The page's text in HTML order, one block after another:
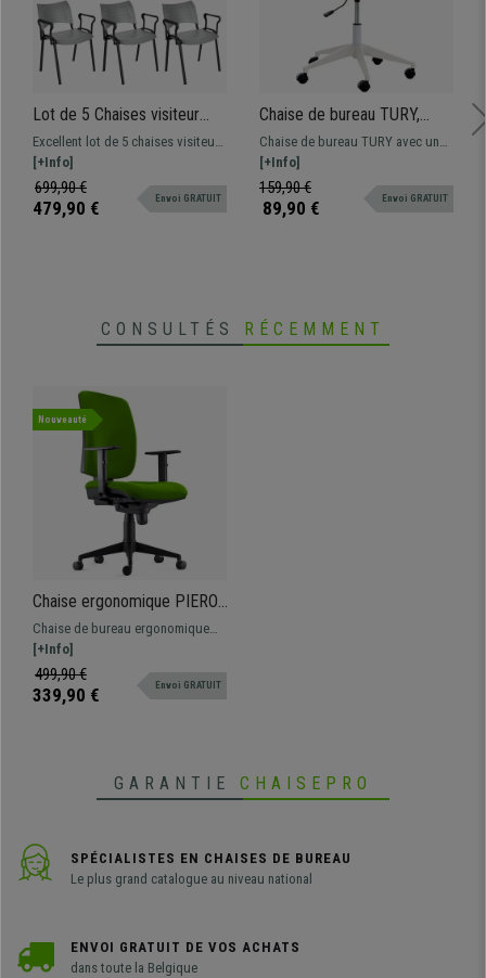
Lot de 5 Chaises visiteur
ELVA AVEC ACCOUDOIRS,
Empilables et Pratiques,
Piétement Noir, Gris
Excellent lot de 5 chaises visiteur
ELVA AVEC ACCOUDOIRS. La
chaise parfaite pour ceux qui
recherchent un modèle résistant,
[+Info]
699,90 €
479,90 € Envoi GRATUIT
Chaise de bureau TURY,
Structure Blanche, Assise en
Cuir, Orange
Chaise de bureau TURY avec une
structure blanche et une assise
rembourrée avec revêtement en
cuir.
[+Info]
159,90 €
89,90 € Envoi GRATUIT
CONSULTÉS RÉCEMMENT
Nouveauté
Chaise ergonomique PIERO,
Accoudoirs Ajustables, en
Tissu Vert
Chaise de bureau ergonomique
très confortable, élaborée à partir
de matériaux de grande qualité :
idéale pour une utilisation
[+Info]
499,90 €
339,90 € Envoi GRATUIT
GARANTIE CHAISEPRO
SPÉCIALISTES EN CHAISES DE BUREAU
Le plus grand catalogue au niveau national
ENVOI GRATUIT DE VOS ACHATS
dans toute la Belgique